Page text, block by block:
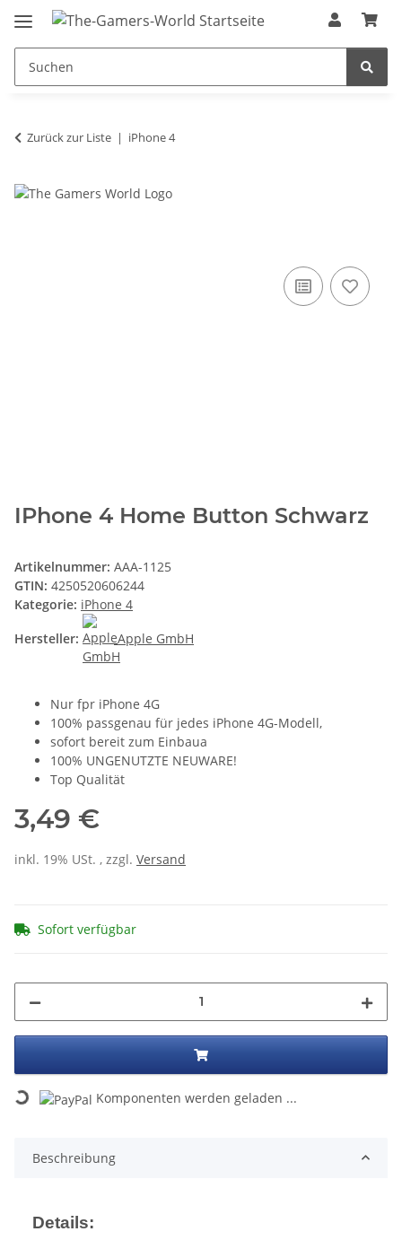
Zurück zur Liste iPhone 4
IPhone 4 Home Button Schwarz
Artikelnummer: AAA-1125
GTIN: 4250520606244
Kategorie: iPhone 4
Hersteller:
Apple GmbH
Nur fpr iPhone 4G
100% passgenau für jedes iPhone 4G-Modell,
sofort bereit zum Einbaua
100% UNGENUTZTE NEUWARE!
Top Qualität
3,49 €
inkl. 19% USt. , zzgl. Versand
Sofort verfügbar
Loading... Komponenten werden geladen ...
Beschreibung
Details: